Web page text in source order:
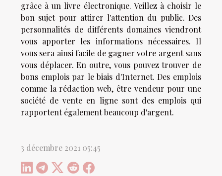
grâce à un livre électronique. Veillez à choisir le
bon sujet pour attirer l'attention du public. Des
personnalités de différents domaines viendront
vous apporter les informations nécessaires. Il
vous sera ainsi facile de gagner votre argent sans
vous déplacer. En outre, vous pouvez trouver de
bons emplois par le biais d'Internet. Des emplois
comme la rédaction web, être vendeur pour une
société de vente en ligne sont des emplois qui
rapportent également beaucoup d'argent.
3 décembre 2021 05:45